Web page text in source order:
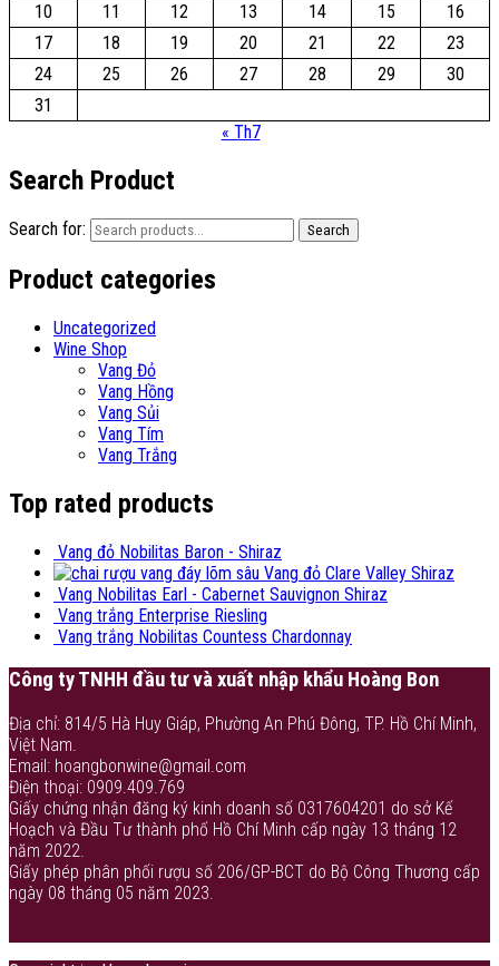
10
11 12 13 14 15
16
17
18 19 20 21 22
23
24
25 26 27 28 29
30
31
« Th7
Search Product
Search for: Search
Product categories
Uncategorized
Wine Shop
Vang Đỏ
Vang Hồng
Vang Sủi
Vang Tím
Vang Trắng
Top rated products
Vang đỏ Nobilitas Baron - Shiraz
Vang đỏ Clare Valley Shiraz
Vang Nobilitas Earl - Cabernet Sauvignon Shiraz
Vang trắng Enterprise Riesling
Vang trắng Nobilitas Countess Chardonnay
Công ty TNHH đầu tư và xuất nhập khẩu Hoàng Bon
Địa chỉ: 814/5 Hà Huy Giáp, Phường An Phú Đông, TP. Hồ Chí Minh,
Việt Nam.
Email: hoangbonwine@gmail.com
Điện thoại: 0909.409.769
Giấy chứng nhận đăng ký kinh doanh số 0317604201 do sở Kế
Hoạch và Đầu Tư thành phố Hồ Chí Minh cấp ngày 13 tháng 12
năm 2022.
Giấy phép phân phối rượu số 206/GP-BCT do Bộ Công Thương cấp
ngày 08 tháng 05 năm 2023.